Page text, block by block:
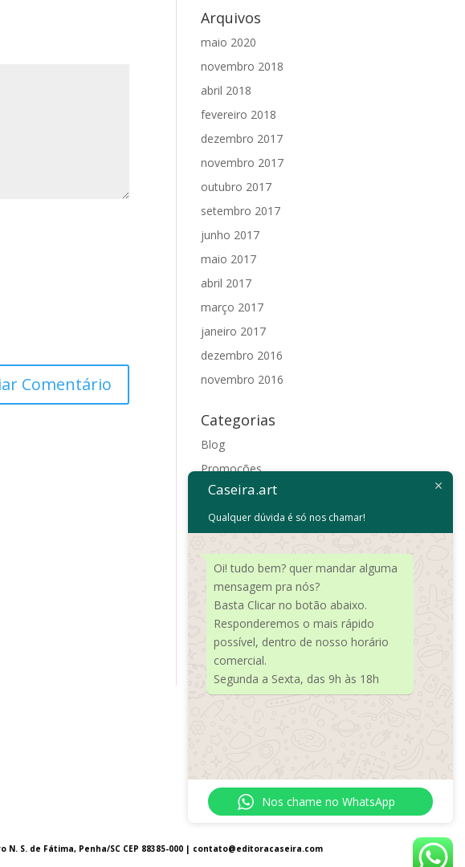
Arquivos
maio 2020
novembro 2018
abril 2018
fevereiro 2018
dezembro 2017
novembro 2017
outubro 2017
setembro 2017
junho 2017
maio 2017
abril 2017
março 2017
janeiro 2017
dezembro 2016
novembro 2016
Categorias
Blog
Promoções
Sem categoria
Meta
Acessar
Feed de posts
Feed de comentários
WordPress.org
S. de Fátima, Penha/SC CEP 88385-000 | contato@editoracaseira.com
Caseira.art
Qualquer dúvida é só nos chamar!
Oi! tudo bem? quer mandar alguma
mensagem pra nós?
Basta Clicar no botão abaixo.
Responderemos o mais rápido
possível, dentro de nosso horário
comercial.
Segunda a Sexta, das 9h às 18h
Nos chame no WhatsApp